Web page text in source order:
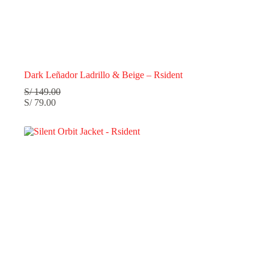
Dark Leñador Ladrillo & Beige – Rsident
S/149.00
S/79.00